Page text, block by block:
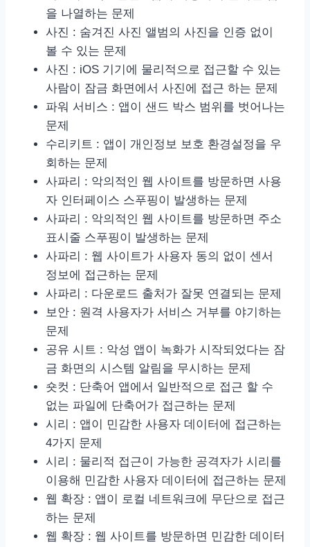
을 나열하는 문제
사진 : 숨겨진 사진 앨범의 사진을 인증 없이
볼 수 있는 문제
사진 : iOS 기기에 물리적으로 접근할 수 있는
사람이 잠금 화면에서 사진에 접근 하는 문제
파워 서비스 : 앱이 샌드 박스 범위를 벗어나는
문제
수리키트 : 앱이 개인정보 보호 환경설정을 우
회하는 문제
사파리 : 악의적인 웹 사이트를 방문하면 사용
자 인터페이스 스푸핑이 발생하는 문제
사파리 : 악의적인 웹 사이트를 방문하면 주소
표시줄 스푸핑이 발생하는 문제
사파리 : 웹 사이트가 사용자 동의 없이 센서
정보에 접근하는 문제
사파리 : 다운로드 출처가 잘못 연결되는 문제
보안 : 원격 사용자가 서비스 거부를 야기하는
문제
공유 시트 : 악성 앱이 녹화가 시작되었다는 잠
금 화면의 시스템 알림을 무시하는 문제
숏컷 : 단축어 앱에서 일반적으로 접근 할 수
없는 파일에 단축어가 접근하는 문제
시리 : 앱이 민감한 사용자 데이터에 접근하는
4가지 문제
시리 : 물리적 접근이 가능한 공격자가 시리를
이용해 민감한 사용자 데이터에 접근하는 문제
웹 확장 : 앱이 로컬 네트워크에 무단으로 접근
하는 문제
웹 확장 : 웹 사이트를 방문하면 민감한 데이터